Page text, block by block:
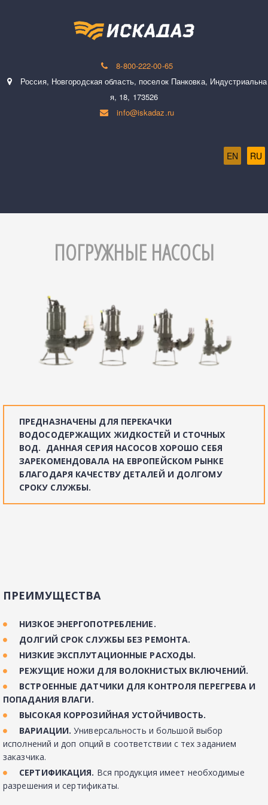
8-800-222-00-65
Россия, Новгородская область, поселок Панковка, Индустриальна
я, 18, 173526
info@iskadaz.ru
EN RU
ПОГРУЖНЫЕ НАСОСЫ
ПРЕДНАЗНАЧЕНЫ ДЛЯ ПЕРЕКАЧКИ
ВОДОСОДЕРЖАЩИХ ЖИДКОСТЕЙ И СТОЧНЫХ
ВОД.  ДАННАЯ СЕРИЯ НАСОСОВ ХОРОШО СЕБЯ
ЗАРЕКОМЕНДОВАЛА НА ЕВРОПЕЙСКОМ РЫНКЕ
БЛАГОДАРЯ КАЧЕСТВУ ДЕТАЛЕЙ И ДОЛГОМУ
СРОКУ СЛУЖБЫ.
ПРЕИМУЩЕСТВА
НИЗКОЕ ЭНЕРГОПОТРЕБЛЕНИЕ.
ДОЛГИЙ СРОК СЛУЖБЫ БЕЗ РЕМОНТА.
НИЗКИЕ ЭКСПЛУТАЦИОННЫЕ РАСХОДЫ.
РЕЖУЩИЕ НОЖИ ДЛЯ ВОЛОКНИСТЫХ ВКЛЮЧЕНИЙ.
ВСТРОЕННЫЕ ДАТЧИКИ ДЛЯ КОНТРОЛЯ ПЕРЕГРЕВА И
ПОПАДАНИЯ ВЛАГИ.
ВЫСОКАЯ КОРРОЗИЙНАЯ УСТОЙЧИВОСТЬ.
ВАРИАЦИИ. Универсальность и большой выбор
исполнений и доп опций в соответствии с тех заданием
заказчика.
СЕРТИФИКАЦИЯ. Вся продукция имеет необходимые
разрешения и сертификаты.